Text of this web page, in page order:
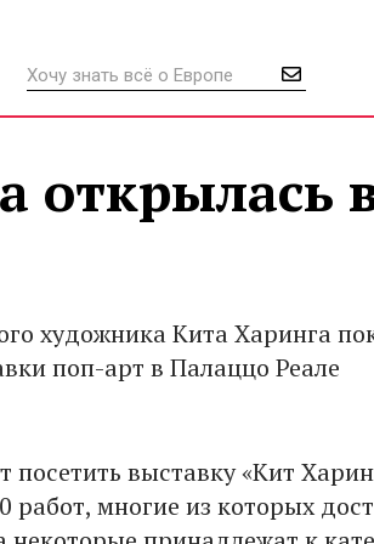
открылась
художника Кита Харинга
поп-арт в Палаццо Реале
выставку «Кит
работ, многие из которых